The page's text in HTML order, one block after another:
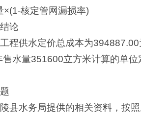
×(1-核定管网漏损率)
论
程供水定价总成本为
水量351600立方米计算的单
陵县水务局提供的相关资料，按